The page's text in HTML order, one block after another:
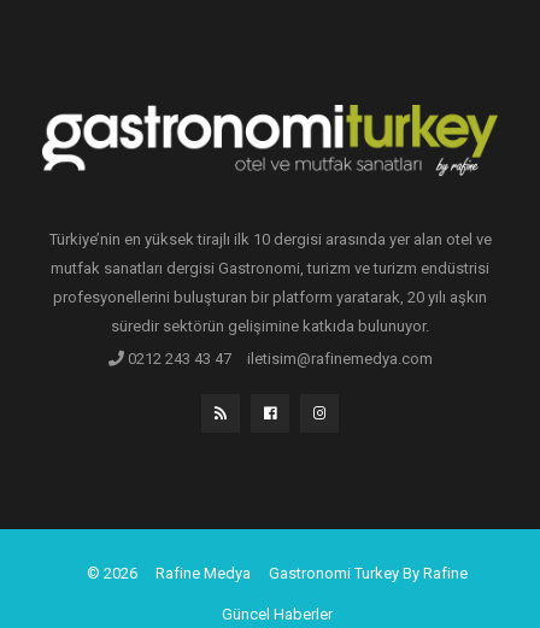
Türkiye’nin en yüksek tirajlı ilk 10 dergisi arasında yer alan otel ve
mutfak sanatları dergisi Gastronomi, turizm ve turizm endüstrisi
profesyonellerini buluşturan bir platform yaratarak, 20 yılı aşkın
süredir sektörün gelişimine katkıda bulunuyor.
0212 243 43 47
iletisim@rafinemedya.com
© 2026 Rafine Medya Gastronomi Turkey By Rafine
Güncel Haberler